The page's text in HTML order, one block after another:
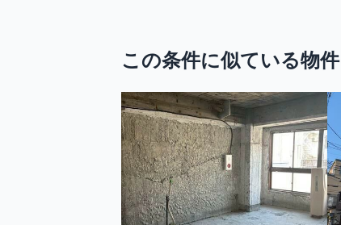
この条件に似ている物件